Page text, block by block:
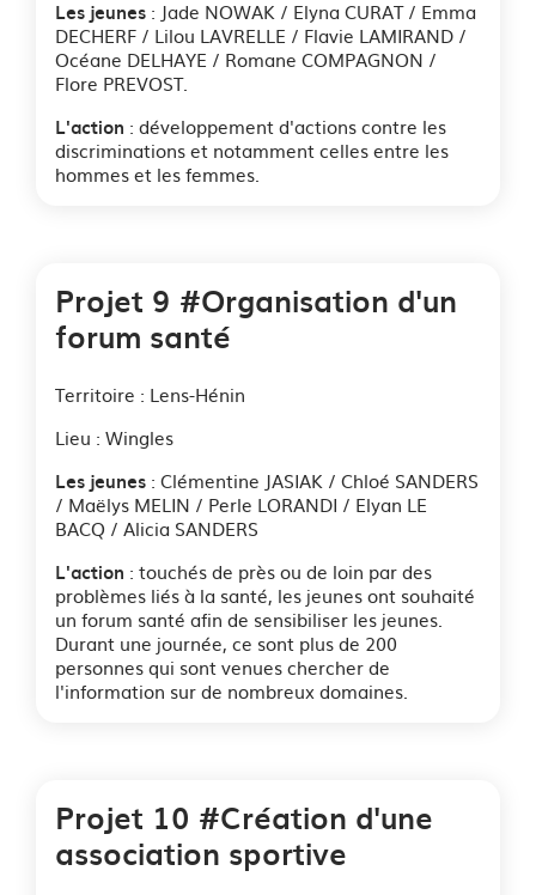
Les jeunes : Jade NOWAK / Elyna CURAT / Emma
DECHERF / Lilou LAVRELLE / Flavie LAMIRAND /
Océane DELHAYE / Romane COMPAGNON /
Flore PREVOST.
L'action : développement d'actions contre les
discriminations et notamment celles entre les
hommes et les femmes.
Projet 9 #Organisation d'un
forum santé
Territoire : Lens-Hénin
Lieu : Wingles
Les jeunes : Clémentine JASIAK / Chloé SANDERS
/ Maëlys MELIN / Perle LORANDI / Elyan LE
BACQ / Alicia SANDERS
L'action : touchés de près ou de loin par des
problèmes liés à la santé, les jeunes ont souhaité
un forum santé afin de sensibiliser les jeunes.
Durant une journée, ce sont plus de 200
personnes qui sont venues chercher de
l'information sur de nombreux domaines.
Projet 10 #Création d'une
association sportive